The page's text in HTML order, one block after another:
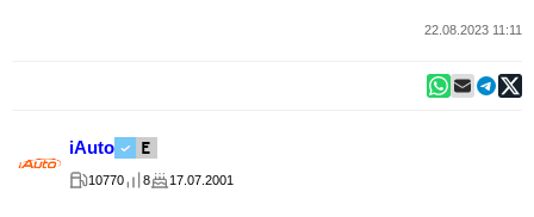
22.08.2023 11:11
iAuto
10770 8 17.07.2001